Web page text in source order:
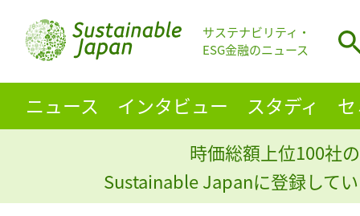
サステナビリティ・
ESG金融のニュース
ニュース インタビュー スタディ
時価総額上位100社
Sustainable Japanに登録して